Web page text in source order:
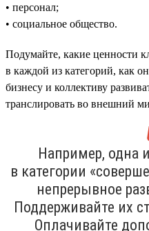
• персонал;
• социальное общество.
Подумайте, какие ценности
в каждой из категорий, как
бизнесу и коллективу
транслировать во внешний
Например, одна
в категории
непрерывное
Поддерживайте их
Оплачивайте